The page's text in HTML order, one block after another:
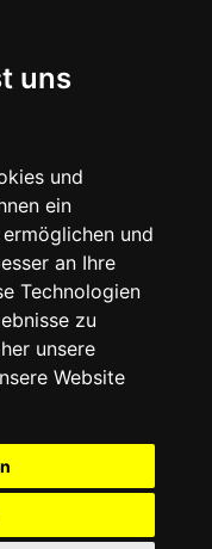
uns
und
ein
und
an Ihre
Technologien
zu
unsere
Website